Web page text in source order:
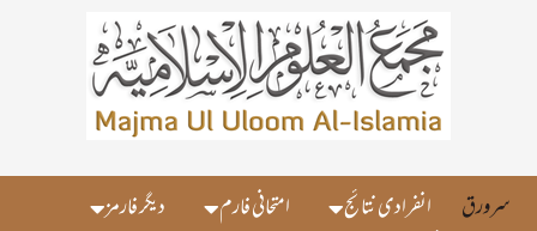
سرورق انفرادی نتائج امتحانی فارم
دیگر فارمز